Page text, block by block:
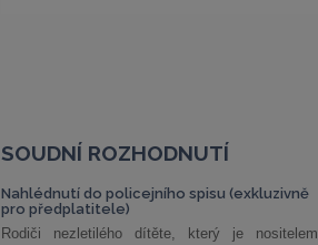
SOUDNÍ ROZHODNUTÍ
Nahlédnutí do policejního spisu (exkluzivně
pro předplatitele)
Rodiči nezletilého dítěte, který je nositelem